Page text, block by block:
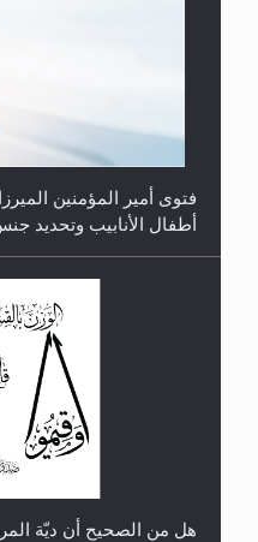
رأيٌ في لغة المسيح الموعود
فتوى أمير المؤمنين
أطفال الأنابيب وتحديد
هل من الصحيح أن ديّة